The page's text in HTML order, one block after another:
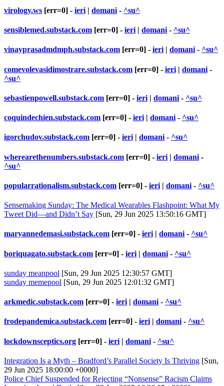
virology.ws [err=0] - ieri | domani - ^su^
sensiblemed.substack.com [err=0] - ieri | domani - ^su^
vinayprasadmdmph.substack.com [err=0] - ieri | domani - ^su^
comevolevasidimostrare.substack.com [err=0] - ieri | domani -
^su^
sebastienpowell.substack.com [err=0] - ieri | domani - ^su^
coquindechien.substack.com [err=0] - ieri | domani - ^su^
igorchudov.substack.com [err=0] - ieri | domani - ^su^
wherearethenumbers.substack.com [err=0] - ieri | domani -
^su^
popularrationalism.substack.com [err=0] - ieri | domani - ^su^
Sensemaking Sunday: The Medical Wearables Flashpoint: What My
Tweet Did—and Didn’t Say [Sun, 29 Jun 2025 13:50:16 GMT]
maryannedemasi.substack.com [err=0] - ieri| domani- ^su^
boriquagato.substack.com [err=0] - ieri | domani - ^su^
sunday meanpool [Sun, 29 Jun 2025 12:30:57 GMT]
sunday memepool [Sun, 29 Jun 2025 12:01:32 GMT]
arkmedic.substack.com [err=0] - ieri | domani - ^su^
frodepandemica.substack.com [err=0] - ieri| domani- ^su^
lockdownsceptics.org [err=0] - ieri | domani - ^su^
Integration Is a Myth – Bradford’s Parallel Society Is Thriving [Sun,
29 Jun 2025 18:00:00 +0000]
Police Chief Suspended for Rejecting “Nonsense” Racism Claims